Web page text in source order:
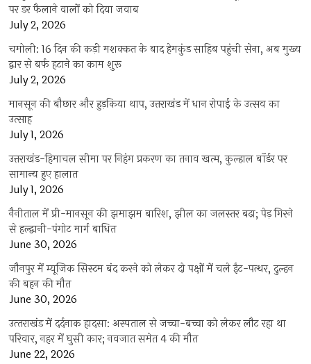
पर डर फैलाने वालों को दिया जवाब
July 2, 2026
चमोली: 16 दिन की कड़ी मशक्कत के बाद हेमकुंड साहिब पहुंची सेना, अब मुख्य
द्वार से बर्फ हटाने का काम शुरू
July 2, 2026
मानसून की बौछार और हुड़किया थाप, उत्तराखंड में धान रोपाई के उत्सव का
उत्साह
July 1, 2026
उत्तराखंड-हिमाचल सीमा पर निहंग प्रकरण का तनाव खत्म, कुल्हाल बॉर्डर पर
सामान्य हुए हालात
July 1, 2026
नैनीताल में प्री-मानसून की झमाझम बारिश, झील का जलस्तर बढ़ा; पेड़ गिरने
से हल्द्वानी-पंगोट मार्ग बाधित
June 30, 2026
जौनपुर में म्यूजिक सिस्टम बंद करने को लेकर दो पक्षों में चले ईंट-पत्थर, दुल्हन
की बहन की मौत
June 30, 2026
उत्‍तराखंड में दर्दनाक हादसा: अस्पताल से जच्चा-बच्चा को लेकर लौट रहा था
परिवार, नहर में घुसी कार; नवजात समेत 4 की मौत
June 22, 2026